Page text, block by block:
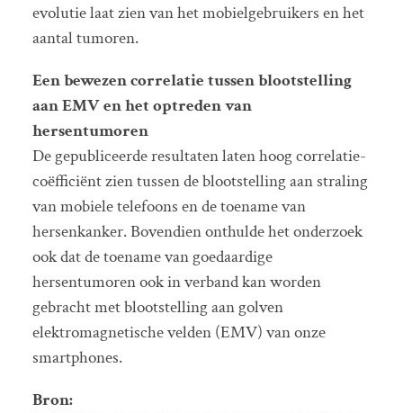
evolutie laat zien van het mobielgebruikers en het
aantal tumoren.
Een bewezen correlatie tussen blootstelling
aan EMV en het optreden van
hersentumoren
De gepubliceerde resultaten laten hoog correlatie-
coëfficiënt zien tussen de blootstelling aan straling
van mobiele telefoons en de toename van
hersenkanker. Bovendien onthulde het onderzoek
ook dat de toename van goedaardige
hersentumoren ook in verband kan worden
gebracht met blootstelling aan golven
elektromagnetische velden (EMV) van onze
smartphones.
Bron: